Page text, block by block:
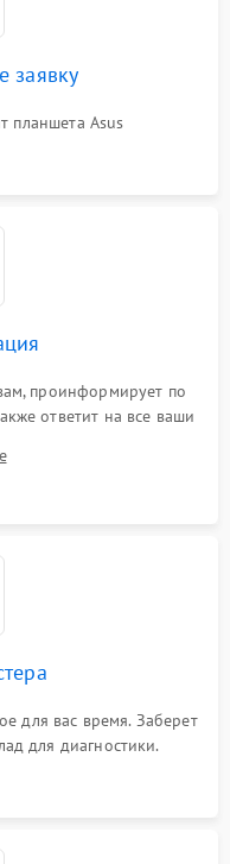
заявку
планшета Asus
проинформирует по
ответит на все ваши
для вас время. Заберет
для диагностики.